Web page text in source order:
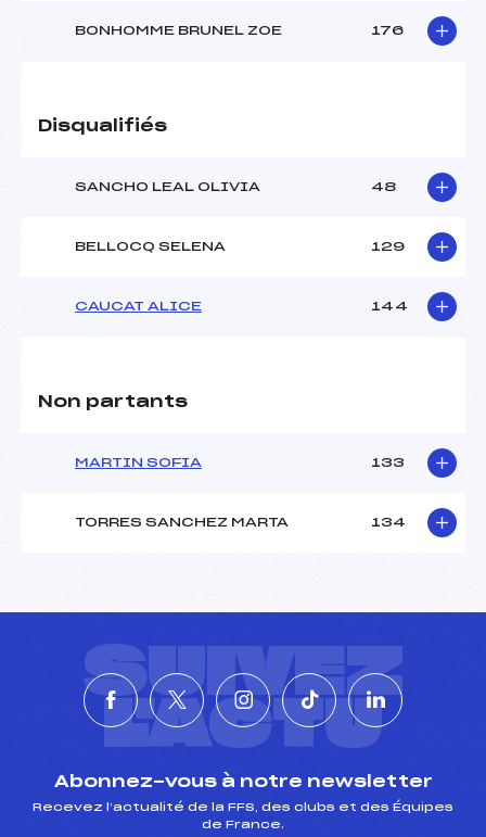
BONHOMME BRUNEL ZOE 176
Disqualifiés
SANCHO LEAL OLIVIA 48
BELLOCQ SELENA 129
CAUCAT ALICE 144
Non partants
MARTIN SOFIA 133
TORRES SANCHEZ MARTA 134
SUIVEZ
L'ACTU
Abonnez-vous à notre newsletter
Recevez l’actualité de la FFS, des clubs et des Équipes
de France.